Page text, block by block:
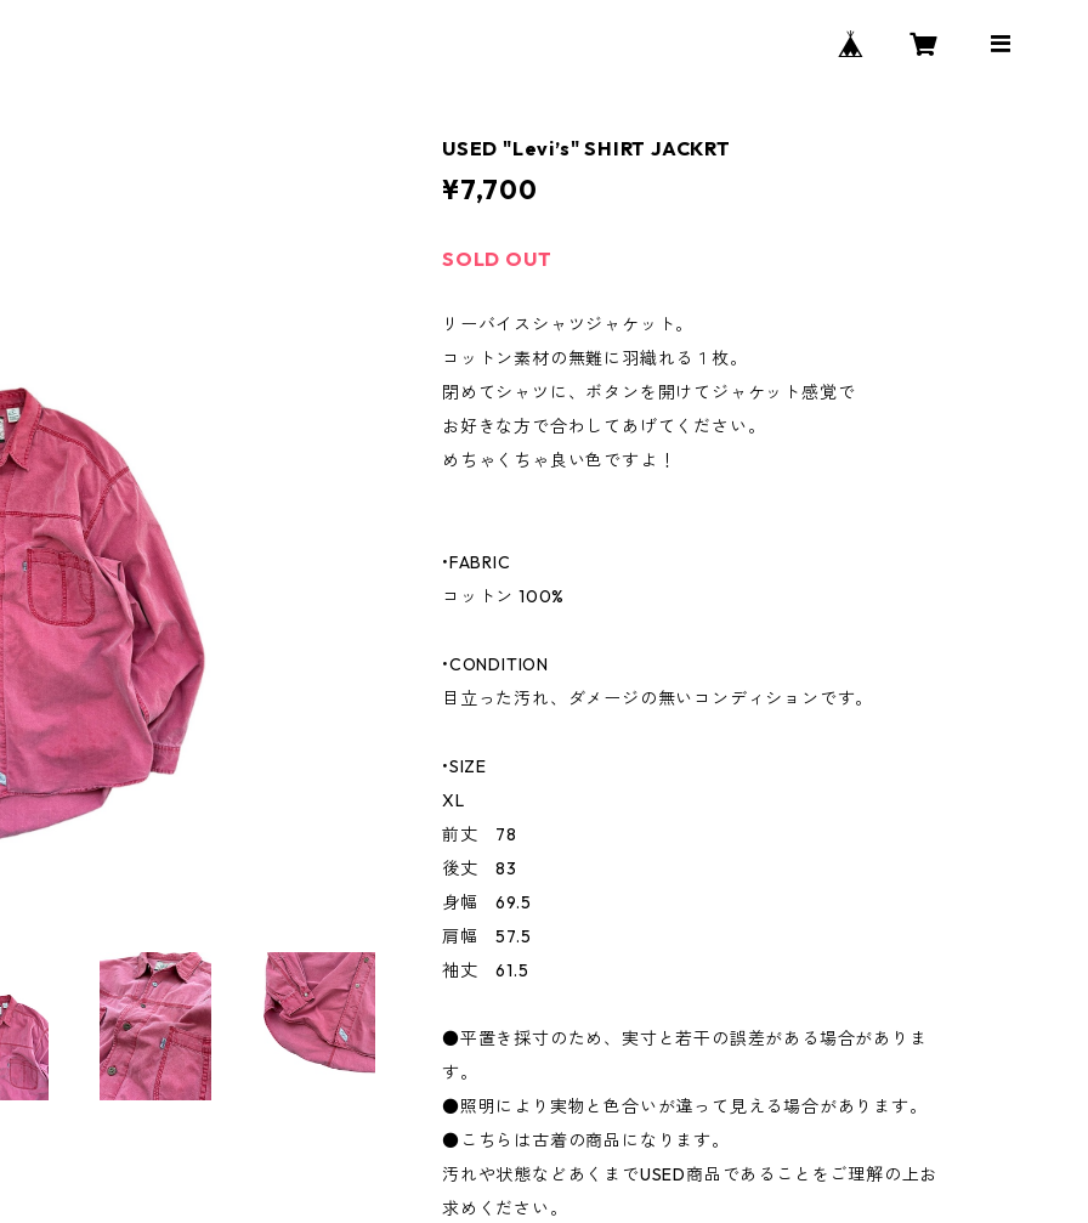
USED "Levi’s" SHIRT JACKRT
¥7,700
SOLD OUT
リーバイスシャツジャケット。
コットン素材の無難に羽織れる１枚。
閉めてシャツに、ボタンを開けてジャケット感覚で
お好きな方で合わしてあげてください。
めちゃくちゃ良い色ですよ！
•FABRIC
コットン 100%
•CONDITION
目立った汚れ、ダメージの無いコンディションです。
•SIZE
XL
前丈 78
後丈 83
身幅 69.5
肩幅 57.5
袖丈 61.5
●平置き採寸のため、実寸と若干の誤差がある場合がありま
す。
●照明により実物と色合いが違って見える場合があります。
●こちらは古着の商品になります。
汚れや状態などあくまでUSED商品であることをご理解の上お
求めください。